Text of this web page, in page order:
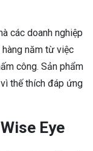
các doanh nghiệp
năm từ việc
công. Sản phẩm
thế thích đáp ứng
Eye